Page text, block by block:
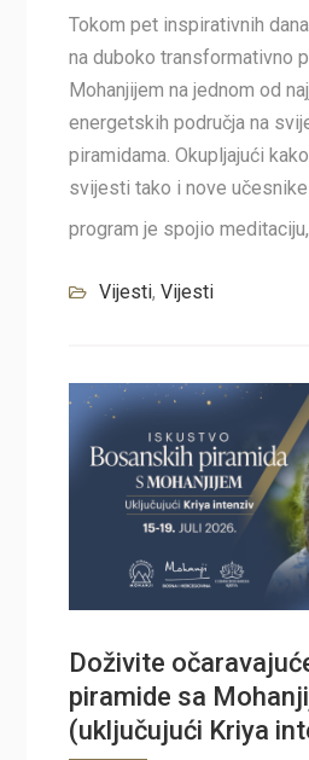
Tokom pet inspirativnih
na duboko transformativno
Mohanjijem na jednom od
energetskih područja na
piramidama. Okupljajući
svijesti tako i nove
program je spojio
Vijesti, Vijesti
Doživite
piramide sa
(uključujući Kriya